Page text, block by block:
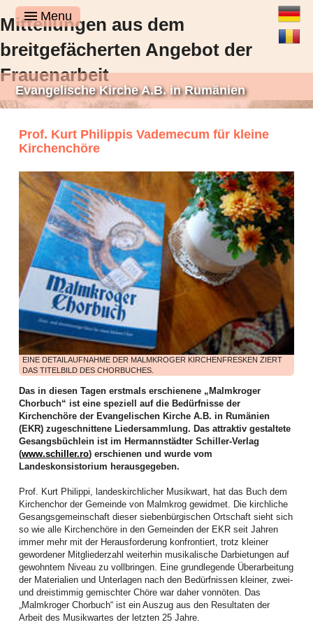
Mitteilungen aus dem
breitgefächerten Angebot der
Frauenarbeit
Was Frauen gemacht haben, während es in der kirchlichen Presse still
gewesen ist, denn still ist es sicherlich nicht gewesen. Die Frauen
haben tatkräftig angepackt und vieles bewegt. Die Bilanz des ersten
Halbjahres lässt sich auf jeden Fall sehen, wie dies die zahlreichen
Aktivitäten dokumentieren.
Die Frauenarbeit begann mit einem aufgabenreichen Auftakt das neue Jahr:
Am zweiten Arbeitswochenende im Januar kamen Frauen aus allen Bezirken
zur Vorbereitung des WGT 2026 im Elimheim in Michelsberg zusammen. Sie
folgten der Einladung des Organisatorinnenteams, um Nigeria und seine
Einwohner kennenzulernen, den Bibeltext aus Matthäus 11,28-30 zu
vertiefen, die Lieder einzuüben und den Gottesdienst nach der Ordnung der
nigerianischen Frauen zu feiern, um gerüstet und informiert in ihre
Gemeinden zurückzukehren.
Höhepunkt dieser Landesweiten Werkstatt für WGT-Multiplikatorinnen war ein
in Ihitte befand und sein soziales Projekt in Wort und Bild vorstellte. Die
Teilnehmerinnen waren zutiefst beeindruckt. Für dieses Krankenhaus, bei
dem über 70.000 Menschen aus der Region medizinische Verpflegung
erhalten, und die Schule, wo über 900 Kindern Zugang zu Bildung geboten
wird, ist dann auch die Kollekte des WGT in unserer Landeskirche
eingehoben worden.
Im Februar boten Frauen einen Entspannungsnachmittag an: der Einladung
der Mitarbeiterinnen der Frauenarbeit folgten Mitte Februar viel mehr Frauen
als erwartet. Juliane Topârcean (Hermannstadt) stellte zwei Methoden vor:
PME (progressive Muskelentspannung nach Jacobsen) und Qigong. Die
Evangelische Kirche A.B. in Rumänien
Prof. Kurt Philippis Vademecum für kleine
Kirchenchöre
EINE DETAILAUFNAHME DER MALMKROGER KIRCHENFRESKEN ZIERT
DAS TITELBILD DES CHORBUCHES.
Das in diesen Tagen erstmals erschienene „Malmkroger
Chorbuch“ ist eine speziell auf die Bedürfnisse der
Kirchenchöre der Evangelischen Kirche A.B. in Rumänien
(EKR) zugeschnittene Liedersammlung. Das attraktiv gestaltete
Gesangsbüchlein ist im Hermannstädter Schiller-Verlag
(www.schiller.ro) erschienen und wurde vom
Landeskonsistorium herausgegeben.
Prof. Kurt Philippi, landeskirchlicher Musikwart, hat das Buch dem
Kirchenchor der Gemeinde von Malmkrog gewidmet. Die kirchliche
Gesangsgemeinschaft dieser siebenbürgischen Ortschaft sieht sich
so wie alle Kirchenchöre in den Gemeinden der EKR seit Jahren
immer mehr mit der Herausforderung konfrontiert, trotz kleiner
gewordener Mitgliederzahl weiterhin musikalische Darbietungen auf
gewohntem Niveau zu vollbringen. Eine grundlegende Überarbeitung
der Materialien und Unterlagen nach den Bedürfnissen kleiner, zwei-
und dreistimmig gemischter Chöre war daher vonnöten. Das
„Malmkroger Chorbuch“ ist ein Auszug aus den Resultaten der
Arbeit des Musikwartes der letzten 25 Jahre.
Deutsch
Română
Menu